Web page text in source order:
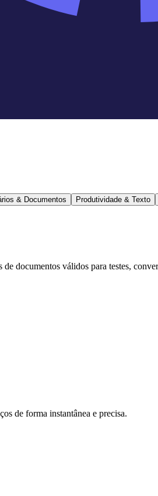
& Documentos Produtividade & Texto
documentos válidos para testes,
de forma instantânea e precisa.